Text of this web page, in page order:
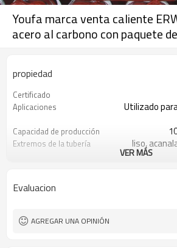
Youfa marca venta caliente
acero al carbono con paquete
propiedad
Certificado
Aplicaciones
Utilizado
Capacidad de producción
Extremos de la tubería liso,
5800 /
Grosor
Material
Estándar
VER MÁS
Evaluacion
AGREGAR UNA OPINIÓN